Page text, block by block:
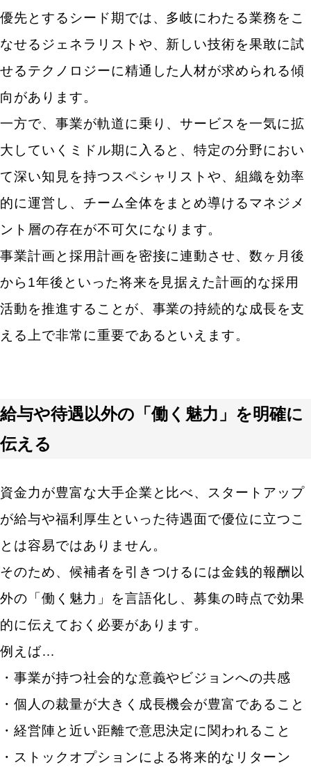
優先とするシード期では、多岐にわたる業務をこ
なせるジェネラリストや、新しい技術を果敢に試
せるテクノロジーに精通した人材が求められる傾
向があります。
一方で、事業が軌道に乗り、サービスを一気に拡
大していくミドル期に入ると、特定の分野におい
て深い知見を持つスペシャリストや、組織を効率
的に運営し、チーム全体をまとめ導けるマネジメ
ント層の存在が不可欠になります。
事業計画と採用計画を密接に連動させ、数ヶ月後
から1年後といった将来を見据えた計画的な採用
活動を推進することが、事業の持続的な成長を支
える上で非常に重要であるといえます。
給与や待遇以外の「働く魅力」を明確に
伝える
資金力が豊富な大手企業と比べ、スタートアップ
が給与や福利厚生といった待遇面で優位に立つこ
とは容易ではありません。
そのため、候補者を引きつけるには金銭的報酬以
外の「働く魅力」を言語化し、募集の時点で効果
的に伝えておく必要があります。
例えば…
・事業が持つ社会的な意義やビジョンへの共感
・個人の裁量が大きく成長機会が豊富であること
・経営陣と近い距離で意思決定に関われること
・ストックオプションによる将来的なリターン